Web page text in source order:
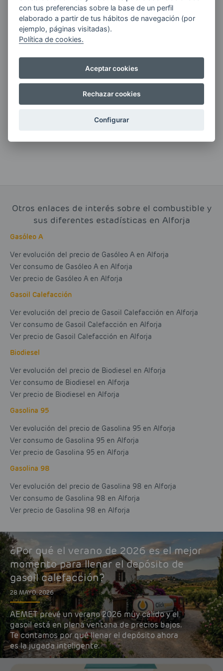
Quiero recibir las últimas novedades de AVIA
ENERGIAS por cualquier medio, incluido
electrónico. Más información
Si tienes alguna duda durante el
pedido escríbenos a:
contacto@clickgasoil.com
Otros enlaces de interés sobre el combustible y
sus diferentes estadísticas en Alforja
Gasóleo A
Ver evolución del precio de Gasóleo A en Alforja
Ver consumo de Gasóleo A en Alforja
Ver precio de Gasóleo A en Alforja
Gasoil Calefacción
Ver evolución del precio de Gasoil Calefacción en Alforja
Ver consumo de Gasoil Calefacción en Alforja
Ver precio de Gasoil Calefacción en Alforja
Biodiesel
Ver evolución del precio de Biodiesel en Alforja
Ver consumo de Biodiesel en Alforja
Ver precio de Biodiesel en Alforja
Gasolina 95
Ver evolución del precio de Gasolina 95 en Alforja
Ver consumo de Gasolina 95 en Alforja
Ver precio de Gasolina 95 en Alforja
Gasolina 98
Ver evolución del precio de Gasolina 98 en Alforja
Ver consumo de Gasolina 98 en Alforja
Ver precio de Gasolina 98 en Alforja
¿Por qué el verano de 2026 es el mejor
momento para llenar el depósito de
gasoil calefacción?
28 MAYO, 2026
AEMET prevé un verano 2026 muy cálido y el
gasoil está en plena ventana de precios bajos.
Te contamos por qué llenar el depósito ahora
es la jugada inteligente.
con tus preferencias sobre la base de un perfil
elaborado a partir de tus hábitos de navegación (por
ejemplo, páginas visitadas).
Política de cookies.
Aceptar cookies
Rechazar cookies
Configurar